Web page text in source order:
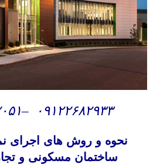
۰۹۱۲۲۶۸۲۹۳۳ –
نحوه و روش های اجرای
ساختمان مسکونی و